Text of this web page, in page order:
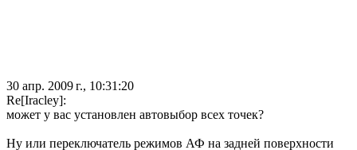
30 апр. 2009 г., 10:31:20
Re[Iracley]:
может у вас установлен автовыбор всех точек?
Ну или переключатель режимов АФ на задней поверхности